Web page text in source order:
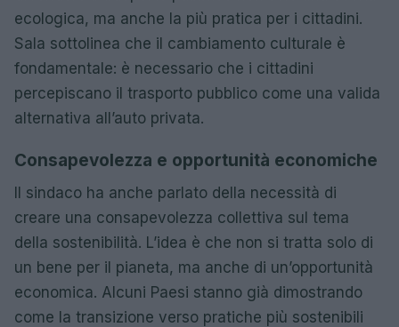
ecologica, ma anche la più pratica per i cittadini.
Sala sottolinea che il cambiamento culturale è
fondamentale: è necessario che i cittadini
percepiscano il trasporto pubblico come una valida
alternativa all’auto privata.
Consapevolezza e opportunità economiche
Il sindaco ha anche parlato della necessità di
creare una consapevolezza collettiva sul tema
della sostenibilità. L’idea è che non si tratta solo di
un bene per il pianeta, ma anche di un’opportunità
economica. Alcuni Paesi stanno già dimostrando
come la transizione verso pratiche più sostenibili